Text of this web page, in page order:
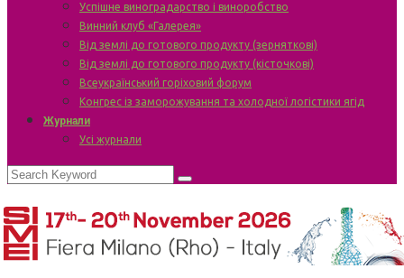
Успішне виноградарство і виноробство
Винний клуб «Галерея»
Від землі до готового продукту (зерняткові)
Від землі до готового продукту (кісточкові)
Всеукраїнський горіховий форум
Конгрес із заморожування та холодної логістики ягід
Журнали
Усі журнали